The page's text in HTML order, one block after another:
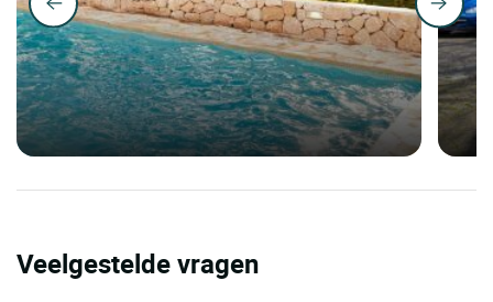
Veelgestelde vragen